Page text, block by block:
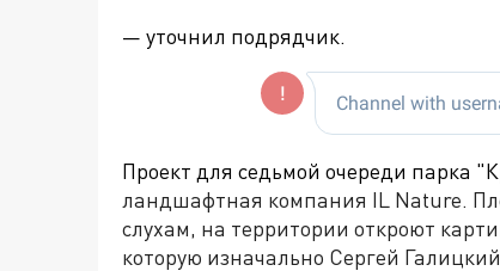
— уточнил подрядчик.
Проект для седьмой очереди парка
ландшафтная компания IL Nature.
слухам, на территории откроют
которую изначально Сергей Галицкий